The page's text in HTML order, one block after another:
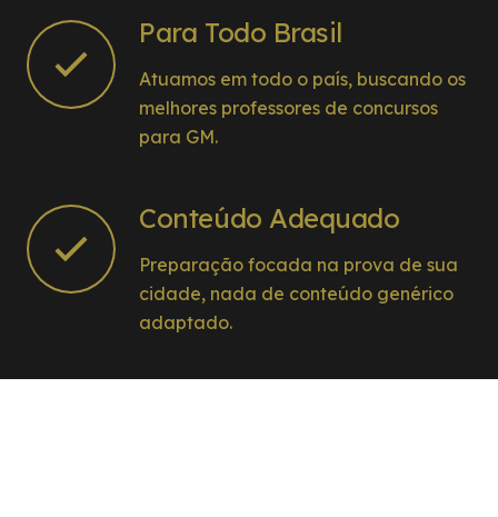
Para Todo Brasil
Atuamos em todo o país, buscando os
melhores professores de concursos
para GM.
Conteúdo Adequado
Preparação focada na prova de sua
cidade, nada de conteúdo genérico
adaptado.